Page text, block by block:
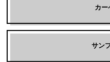
カー
サン